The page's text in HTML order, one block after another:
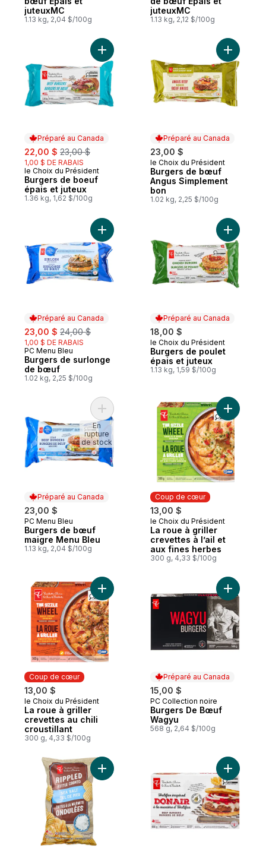
juteuxMC
1.13 kg, 2,04 $/100g
juteuxMC
1.13 kg, 2,12 $/100g
Préparé au Canada
sale:
22,00 $ , formerly:
23,00 $
1,00 $ DE RABAIS
Préparé au Canada
le Choix du Président
Burgers de boeuf
épais et juteux
1.36 kg, 1,62 $/100g
Ajouter Burgers de boeuf épais et juteux
Préparé au Canada
23,00 $
Préparé au Canada
le Choix du Président
Burgers de bœuf
Angus Simplement
bon
1.02 kg, 2,25 $/100g
Ajouter
Préparé au Canada
sale:
23,00 $ , formerly:
24,00 $
1,00 $ DE RABAIS
Préparé au Canada
PC Menu Bleu
Burgers de surlonge
de bœuf
1.02 kg, 2,25 $/100g
Ajouter Burgers de surlonge de bœuf au
Préparé au Canada
18,00 $
Préparé au Canada
le Choix du Président
Burgers de poulet
épais et juteux
1.13 kg, 1,59 $/100g
Ajouter
Préparé au Canada
23,00 $
Préparé au Canada
PC Menu Bleu
Burgers de bœuf
maigre Menu Bleu
1.13 kg, 2,04 $/100g
Ajouter Burgers de bœuf maigre Menu
En
rupture
de stock
Coup de cœur
13,00 $
Coup de cœur
le Choix du Président
La roue à griller
crevettes à l’ail et
aux fines herbes
300 g, 4,33 $/100g
Ajouter
Coup de cœur
13,00 $
Coup de cœur
le Choix du Président
La roue à griller
crevettes au chili
croustillant
300 g, 4,33 $/100g
Ajouter La roue à griller crevettes au chili
Préparé au Canada
15,00 $
Préparé au Canada
PC Collection noire
Burgers De Bœuf
Wagyu
568 g, 2,64 $/100g
Ajouter
Ajouter Croustilles ondulées cuites à la
Ajouter